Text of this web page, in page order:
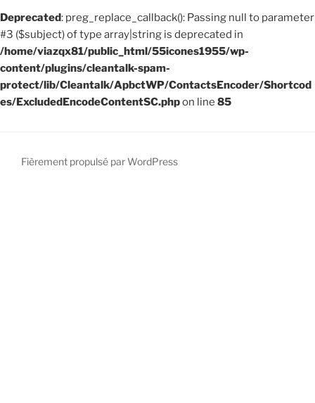
Deprecated: preg_replace_callback(): Passing null to parameter
#3 ($subject) of type array|string is deprecated in
/home/viazqx81/public_html/55icones1955/wp-
content/plugins/cleantalk-spam-
protect/lib/Cleantalk/ApbctWP/ContactsEncoder/Shortcod
es/ExcludedEncodeContentSC.phpon line 85
Fièrement propulsé par WordPress